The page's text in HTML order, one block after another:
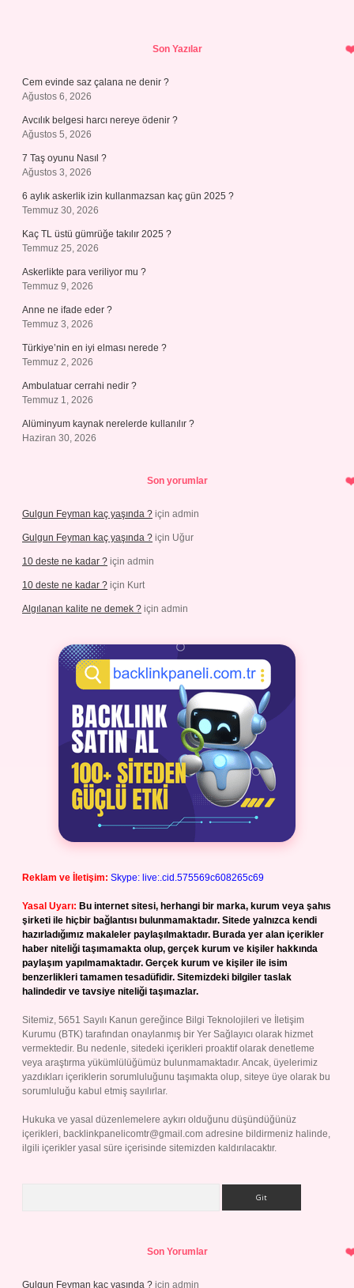
Son Yazılar
Cem evinde saz çalana ne denir ?
Ağustos 6, 2026
Avcılık belgesi harcı nereye ödenir ?
Ağustos 5, 2026
7 Taş oyunu Nasıl ?
Ağustos 3, 2026
6 aylık askerlik izin kullanmazsan kaç gün 2025 ?
Temmuz 30, 2026
Kaç TL üstü gümrüğe takılır 2025 ?
Temmuz 25, 2026
Askerlikte para veriliyor mu ?
Temmuz 9, 2026
Anne ne ifade eder ?
Temmuz 3, 2026
Türkiye’nin en iyi elması nerede ?
Temmuz 2, 2026
Ambulatuar cerrahi nedir ?
Temmuz 1, 2026
Alüminyum kaynak nerelerde kullanılır ?
Haziran 30, 2026
Son yorumlar
Gulgun Feyman kaç yaşında ? için admin
Gulgun Feyman kaç yaşında ? için Uğur
10 deste ne kadar ? için admin
10 deste ne kadar ? için Kurt
Algılanan kalite ne demek ? için admin
Reklam ve İletişim: Skype: live:.cid.575569c608265c69
Yasal Uyarı: Bu internet sitesi, herhangi bir marka, kurum veya şahıs
şirketi ile hiçbir bağlantısı bulunmamaktadır. Sitede yalnızca kendi
hazırladığımız makaleler paylaşılmaktadır. Burada yer alan içerikler
haber niteliği taşımamakta olup, gerçek kurum ve kişiler hakkında
paylaşım yapılmamaktadır. Gerçek kurum ve kişiler ile isim
benzerlikleri tamamen tesadüfidir. Sitemizdeki bilgiler taslak
halindedir ve tavsiye niteliği taşımazlar.
Sitemiz, 5651 Sayılı Kanun gereğince Bilgi Teknolojileri ve İletişim
Kurumu (BTK) tarafından onaylanmış bir Yer Sağlayıcı olarak hizmet
vermektedir. Bu nedenle, sitedeki içerikleri proaktif olarak denetleme
veya araştırma yükümlülüğümüz bulunmamaktadır. Ancak, üyelerimiz
yazdıkları içeriklerin sorumluluğunu taşımakta olup, siteye üye olarak bu
sorumluluğu kabul etmiş sayılırlar.
Hukuka ve yasal düzenlemelere aykırı olduğunu düşündüğünüz
içerikleri, backlinkpanelicomtr@gmail.com adresine bildirmeniz halinde,
ilgili içerikler yasal süre içerisinde sitemizden kaldırılacaktır.
Son Yorumlar
Gulgun Feyman kaç yaşında ? için admin